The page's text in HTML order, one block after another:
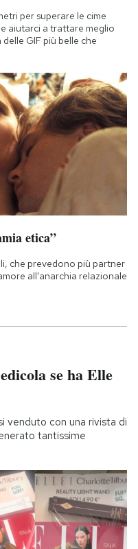
per superare le cime
aiutarci a trattare meglio
GIF più belle che
etica”
che prevedono più partner
all'anarchia relazionale
se ha Elle
venduto con una rivista di
tantissime